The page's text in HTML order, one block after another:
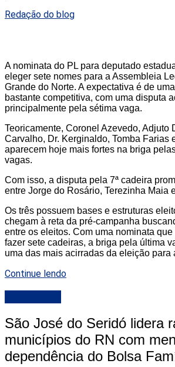
Redação do blog
A nominata do PL para deputado
eleger sete nomes para a Assembleia
Grande do Norte. A expectativa é de
bastante competitiva, com uma disputa
principalmente pela sétima vaga.
Teoricamente, Coronel Azevedo, Adjuto
Carvalho, Dr. Kerginaldo, Tomba Farias
aparecem hoje mais fortes na briga
vagas.
Com isso, a disputa pela 7ª cadeira
entre Jorge do Rosário, Terezinha Maia
Os três possuem bases e estruturas
chegam à reta da pré-campanha
entre os eleitos. Com uma nominata
fazer sete cadeiras, a briga pela última
uma das mais acirradas da eleição para
Continue lendo
São José do Seridó lidera
municípios do RN com
dependência do Bolsa